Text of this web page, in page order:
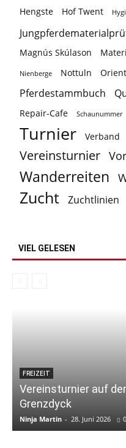
Hengste
Hof Twent
Magnús Skúlason
Nienberge Nottuln
Pferdestammbuch
Repair-Cafe
Schaunummer
Turnier Verband
Vereinsturnier
Wanderreiten
Zucht Zuchtlinien
VIEL GELESEN
FREIZEIT
Vereinsturnier auf
Grenzdyck
Ninja Martin - 28. Juni 2026 0